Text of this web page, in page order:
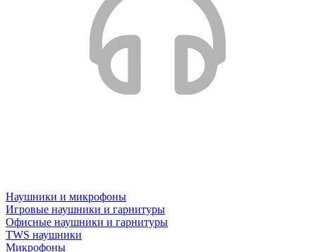
Наушники и микрофоны
Игровые наушники и гарнитуры
Офисные наушники и гарнитуры
TWS наушники
Микрофоны